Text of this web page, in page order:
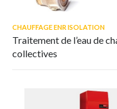
CHAUFFAGE ENR ISOLATION
Traitement de l’eau de
collectives